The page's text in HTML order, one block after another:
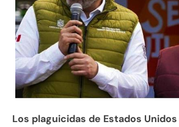
Los plaguicidas de Estados